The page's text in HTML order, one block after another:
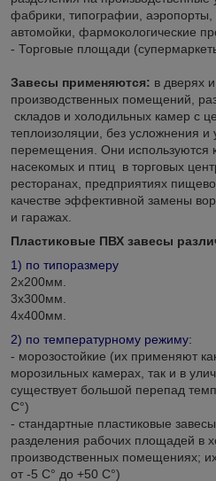
фабрики, типографии, аэропорты,
автомойки, фармокологические
- Торговые площади
Завесы применяются: в дверях
производственных помещений,
складов и холодильных камер с
теплоизоляции, без усложнения и
перемещения. Они используются
насекомых и птиц в торговых
ресторанах, предприятиях
качестве эффективной замены
и гаражах.
Пластиковые ПВХ завесы
1) по типоразмеру
2х200мм.
3х300мм.
4х400мм.
2) по температурному режиму:
- морозостойкие (их применяют
морозильных камерах, так и в
существует большой перепад
С°)
- стандартные пластиковые
разделения рабочих площадей в
производственных помещениях;
от -5 С° до +50 С°)